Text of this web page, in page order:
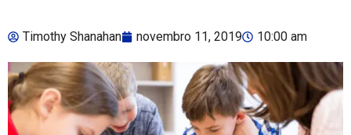
Timothy Shanahan novembro 11, 2019 10:00 am